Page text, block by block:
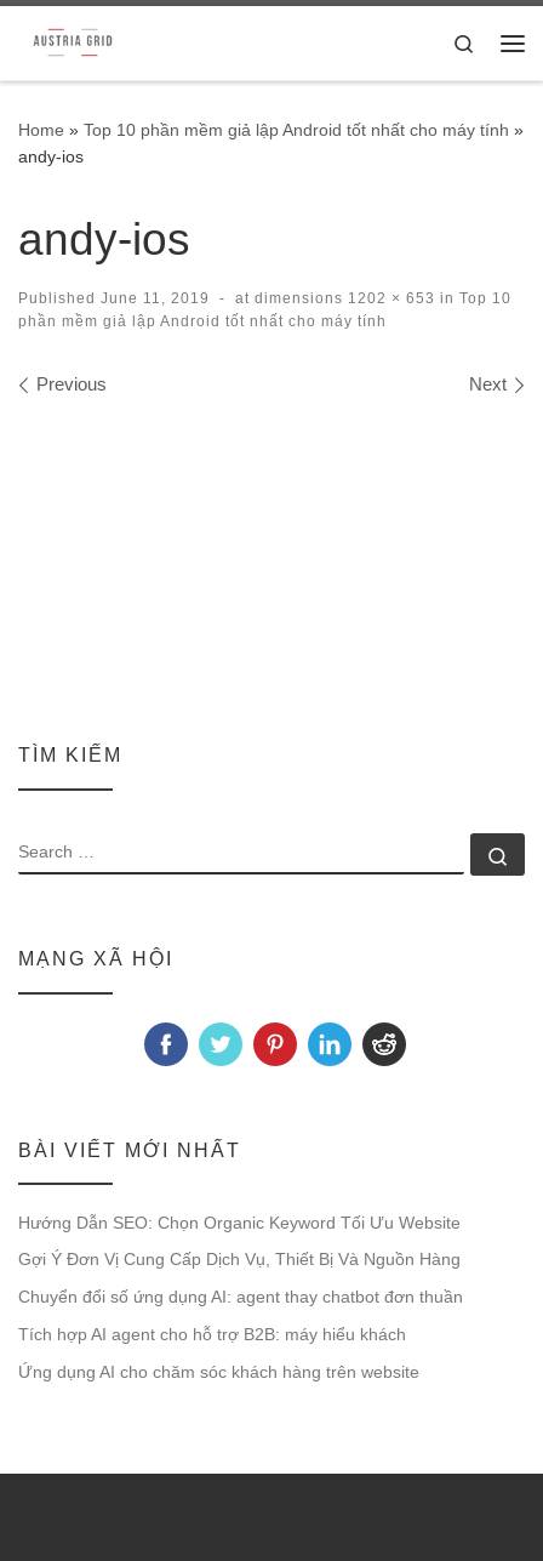
Skip to content
Search
Home » Top 10 phần mềm giả lập Android tốt nhất cho máy tính »
andy-ios
andy-ios
Published June 11, 2019 - at dimensions 1202 × 653 in Top 10
phần mềm giả lập Android tốt nhất cho máy tính
Images navigation
Previous Next
TÌM KIẾM
SEARCH
MẠNG XÃ HỘI
BÀI VIẾT MỚI NHẤT
Hướng Dẫn SEO: Chọn Organic Keyword Tối Ưu Website
Gợi Ý Đơn Vị Cung Cấp Dịch Vụ, Thiết Bị Và Nguồn Hàng
Chuyển đổi số ứng dụng AI: agent thay chatbot đơn thuần
Tích hợp AI agent cho hỗ trợ B2B: máy hiểu khách
Ứng dụng AI cho chăm sóc khách hàng trên website